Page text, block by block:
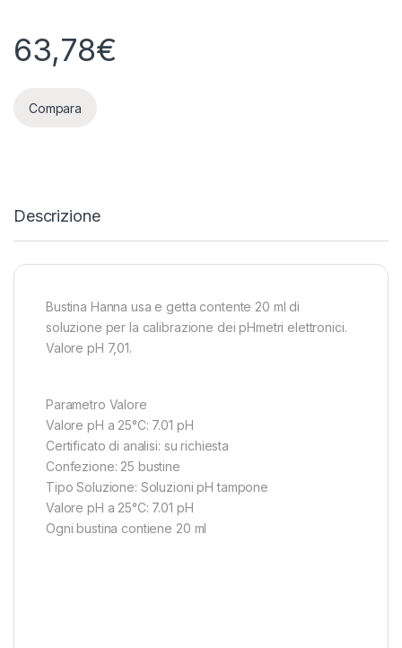
63,78€
Compara
Descrizione
Bustina Hanna usa e getta contente 20 ml di
soluzione per la calibrazione dei pHmetri elettronici.
Valore pH 7,01.
Parametro Valore
Valore pH a 25°C: 7.01 pH
Certificato di analisi: su richiesta
Confezione: 25 bustine
Tipo Soluzione: Soluzioni pH tampone
Valore pH a 25°C: 7.01 pH
Ogni bustina contiene 20 ml